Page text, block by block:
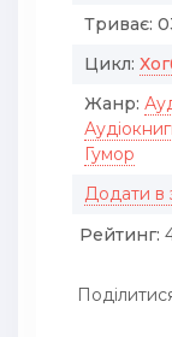
Триває:
Цикл:
Жанр:
Гумор
Додати в
Рейтинг: